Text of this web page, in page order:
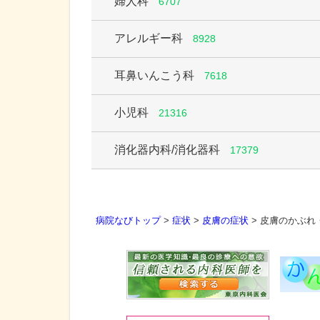
アレルギー科 8928
耳鼻いんこう科 7618
小児科 21316
消化器内科/消化器科 17379
病院なびトップ> 症状 > 皮膚の症状 > 皮膚のかぶれ